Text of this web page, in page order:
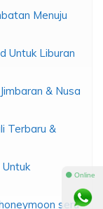
Menuju
Untuk Liburan
& Nusa
Terbaru &
seru
⚫ Online